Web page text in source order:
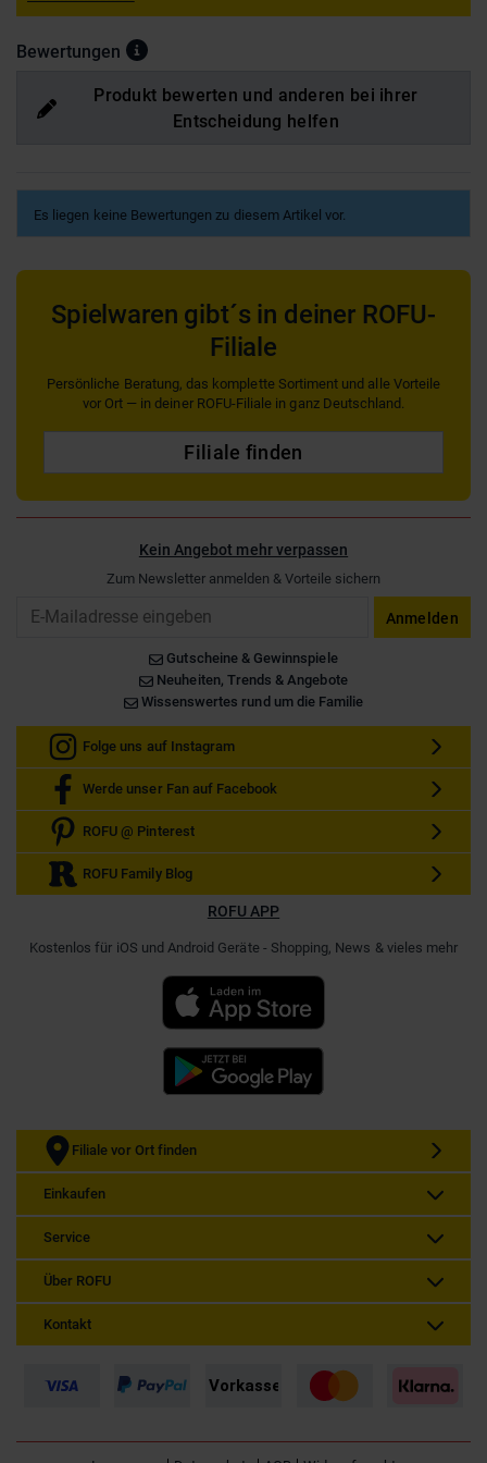
Bewertungen
Produkt bewerten und anderen bei ihrer
Entscheidung helfen
Es liegen keine Bewertungen zu diesem Artikel vor.
Spielwaren gibt´s in deiner ROFU-
Filiale
Persönliche Beratung, das komplette Sortiment und alle Vorteile
vor Ort — in deiner ROFU-Filiale in ganz Deutschland.
Filiale finden
Kein Angebot mehr verpassen
Zum Newsletter anmelden & Vorteile sichern
Anmelden
Gutscheine & Gewinnspiele
Neuheiten, Trends & Angebote
Wissenswertes rund um die Familie
Folge uns auf Instagram
Werde unser Fan auf Facebook
ROFU @ Pinterest
ROFU Family Blog
ROFU APP
Kostenlos für iOS und Android Geräte - Shopping, News & vieles mehr
Filiale vor Ort finden
Einkaufen
Service
Über ROFU
Kontakt